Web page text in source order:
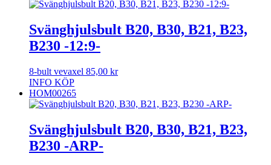
Svänghjulsbult B20, B30, B21, B23,
B230 -12:9-
8-bult vevaxel 85,00 kr
INFO KÖP
HOM00265
Svänghjulsbult B20, B30, B21, B23,
B230 -ARP-